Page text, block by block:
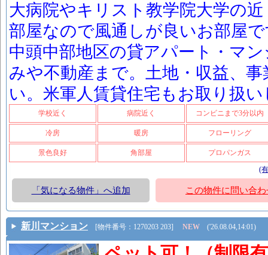
大病院やキリスト教学院大学の
部屋なので風通しが良いお部屋
中頭中部地区の貸アパート・マ
みや不動産まで。土地・収益、
い。米軍人賃貸住宅もお取り扱
学校近く 病院近く コンビニまで3分以内
冷房 暖房 フローリング
景色良好 角部屋
プロパンガス
(
「気になる物件」へ追加 この物件に問い合わ
新川マンション [物件番号：1270203 203] NEW ('26.08.04,14:01)